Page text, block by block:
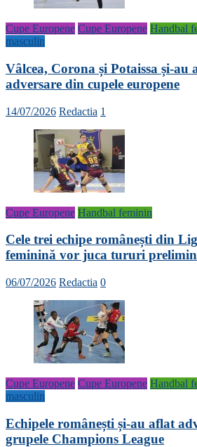
Cupe Europene Cupe Europene Handbal
masculin
Vâlcea, Corona și Potaissa și-au
adversare din cupele europene
14/07/2026 Redactia 1
Cupe Europene Handbal feminin
Cele trei echipe românești din
feminină vor juca tururi
06/07/2026 Redactia 0
Cupe Europene Cupe Europene Handbal
masculin
Echipele românești și-au aflat
grupele Champions League